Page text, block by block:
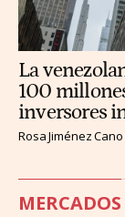
La
100
inversores
Rosa Jiménez Cano
MERCADOS